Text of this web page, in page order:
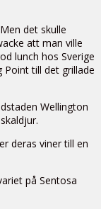
det skulle
att man ville
lunch hos Sverige
Point till det grillade
Wellington
deras viner till en
på Sentosa